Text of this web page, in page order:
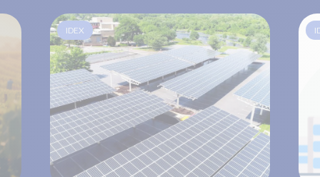
IDEX